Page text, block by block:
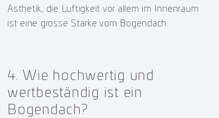
Ästhetik, die Luftigkeit vor allem im Innenraum
ist eine grosse Stärke vom Bogendach.
4. Wie hochwertig und
wertbeständig ist ein
Bogendach?